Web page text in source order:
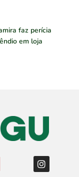
faz perícia
em loja